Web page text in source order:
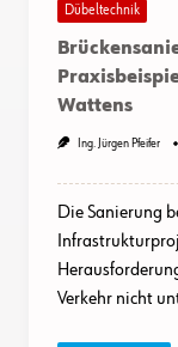
Dübeltechnik
Wattens
Ing. Jürgen Pfeifer
Die Sanierung
Verkehr nicht